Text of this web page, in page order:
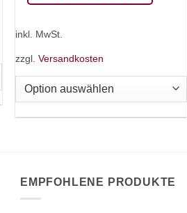
mehrere
Varianten
auf.
Produktseite
inkl. MwSt.
zzgl.Versandkosten
EMPFOHLENE PRODUKTE